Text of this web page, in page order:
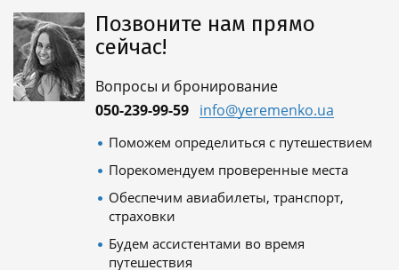
Позвоните нам прямо
сейчас!
Вопросы и бронирование
050-239-99-59 info@yeremenko.ua
Поможем определиться с путешествием
Порекомендуем проверенные места
Обеспечим авиабилеты, транспорт,
страховки
Будем ассистентами во время
путешествия